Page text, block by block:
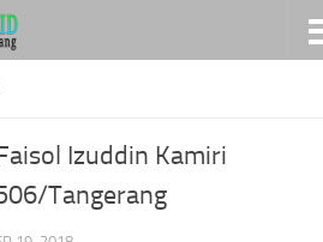
Izuddin Kamiri
Tangerang